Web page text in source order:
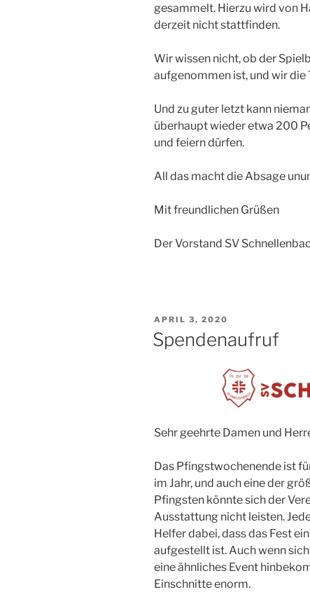
gesammelt. Hierzu wird von
derzeit nicht stattfinden.
Wir wissen nicht, ob der
aufgenommen ist, und wir die
Und zu guter letzt kann
überhaupt wieder etwa 200
und feiern dürfen.
All das macht die Absage
Mit freundlichen Grüßen
Der Vorstand SV
VERÖFFENTLICHT
APRIL 3, 2020
Spendenaufruf
Sehr geehrte Damen und
Das Pfingstwochenende ist
im Jahr, und auch eine der
Pfingsten könnte sich der
Ausstattung nicht leisten.
Helfer dabei, dass das Fest
aufgestellt ist. Auch wenn
eine ähnliches Event
Einschnitte enorm.